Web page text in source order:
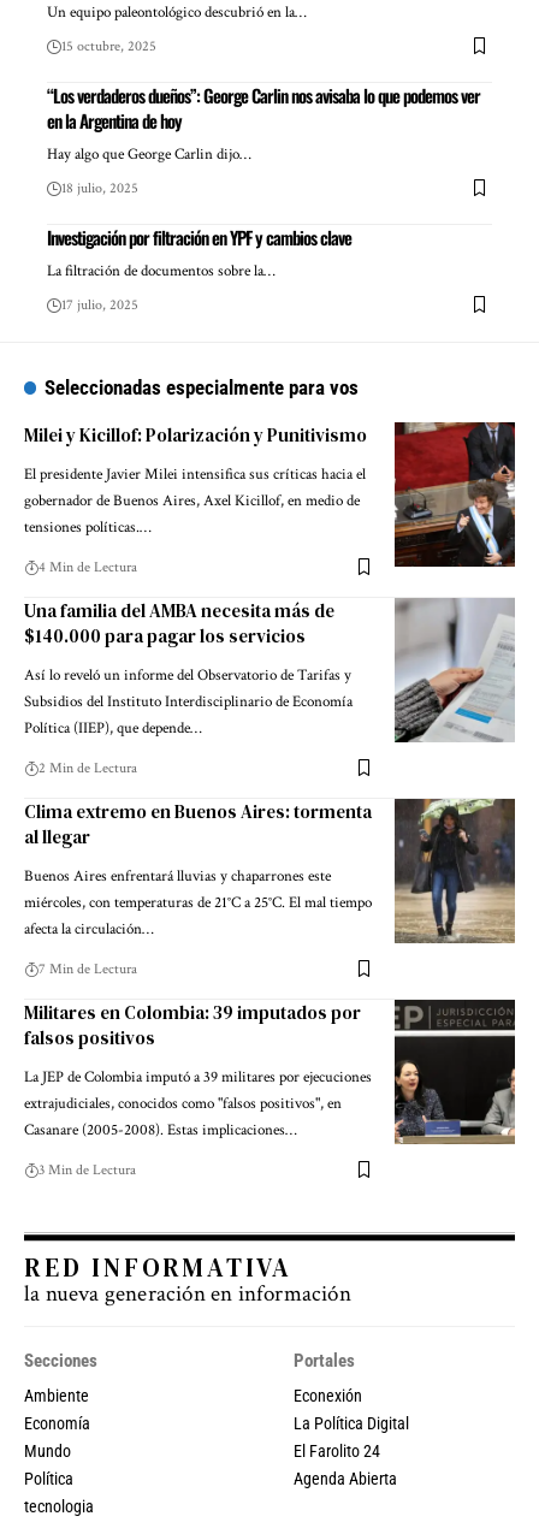
Un equipo paleontológico descubrió en la…
15 octubre, 2025
“Los verdaderos dueños”: George Carlin nos avisaba lo que podemos ver
en la Argentina de hoy
Hay algo que George Carlin dijo…
18 julio, 2025
Investigación por filtración en YPF y cambios clave
La filtración de documentos sobre la…
17 julio, 2025
Seleccionadas especialmente para vos
Milei y Kicillof: Polarización y Punitivismo
El presidente Javier Milei intensifica sus críticas hacia el
gobernador de Buenos Aires, Axel Kicillof, en medio de
tensiones políticas.…
4 Min de Lectura
Una familia del AMBA necesita más de
$140.000 para pagar los servicios
Así lo reveló un informe del Observatorio de Tarifas y
Subsidios del Instituto Interdisciplinario de Economía
Política (IIEP), que depende…
2 Min de Lectura
Clima extremo en Buenos Aires: tormenta
al llegar
Buenos Aires enfrentará lluvias y chaparrones este
miércoles, con temperaturas de 21°C a 25°C. El mal tiempo
afecta la circulación…
7 Min de Lectura
Militares en Colombia: 39 imputados por
falsos positivos
La JEP de Colombia imputó a 39 militares por ejecuciones
extrajudiciales, conocidos como "falsos positivos", en
Casanare (2005-2008). Estas implicaciones…
3 Min de Lectura
RED INFORMATIVA
la nueva generación en información
Secciones
Ambiente
Economía
Mundo
Política
tecnologia
Portales
Econexión
La Política Digital
El Farolito 24
Agenda Abierta